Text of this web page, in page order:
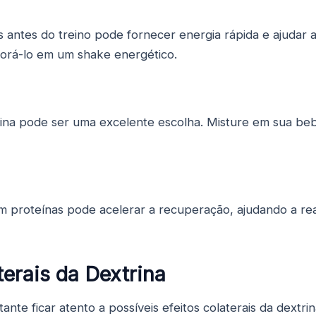
antes do treino pode fornecer energia rápida e ajudar
lo em um shake energético.
pode ser uma excelente escolha. Misture em sua
proteínas pode acelerar a recuperação, ajudando a
da Dextrina
ficar atento a possíveis efeitos colaterais da